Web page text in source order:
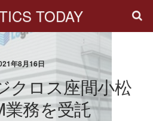
TODAY
年8月16日
クロス座間小松
業務を受託